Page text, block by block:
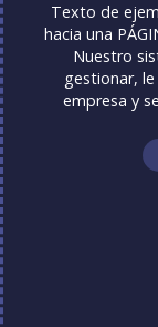
Texto de
hacia una
Nuestro
gestionar,
empresa y